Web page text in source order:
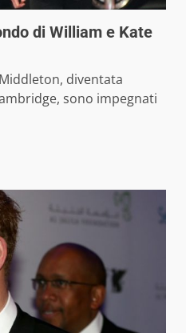
di William e Kate
diventata
sono impegnati